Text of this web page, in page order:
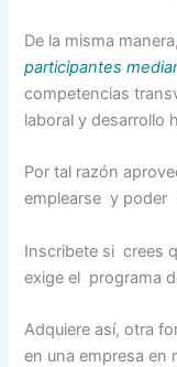
De la misma
participantes
competencias
laboral y desarrollo
Por tal razón
emplearse y poder
Inscribete si crees
exige el programa
Adquiere así, otra
en una empresa en